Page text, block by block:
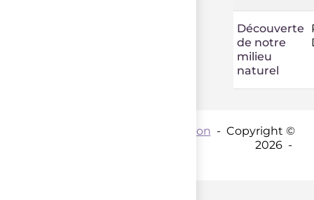
Découverte
de notre
milieu
naturel
Coordination - Copyright ©
2026 -